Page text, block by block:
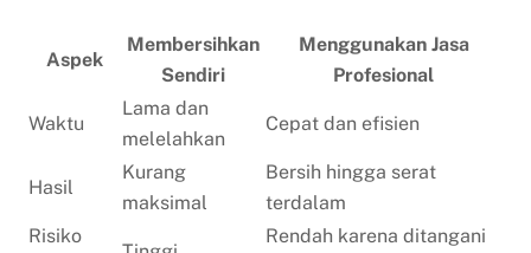
Aspek
Membersihkan
Sendiri
Menggunakan Jasa
Profesional
Waktu
Lama dan
melelahkan
Cepat dan efisien
Hasil
Kurang
maksimal
Bersih hingga serat
terdalam
Risiko
Rendah karena ditangani